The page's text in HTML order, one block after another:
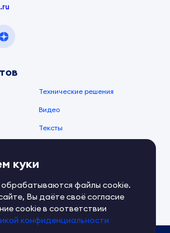
Технические решения
Видео
Тексты
Справочный центр
Обратная связь
куки
файлы cookie.
Вы даёте своё согласие
cookie в соответствии
конфиденциальности